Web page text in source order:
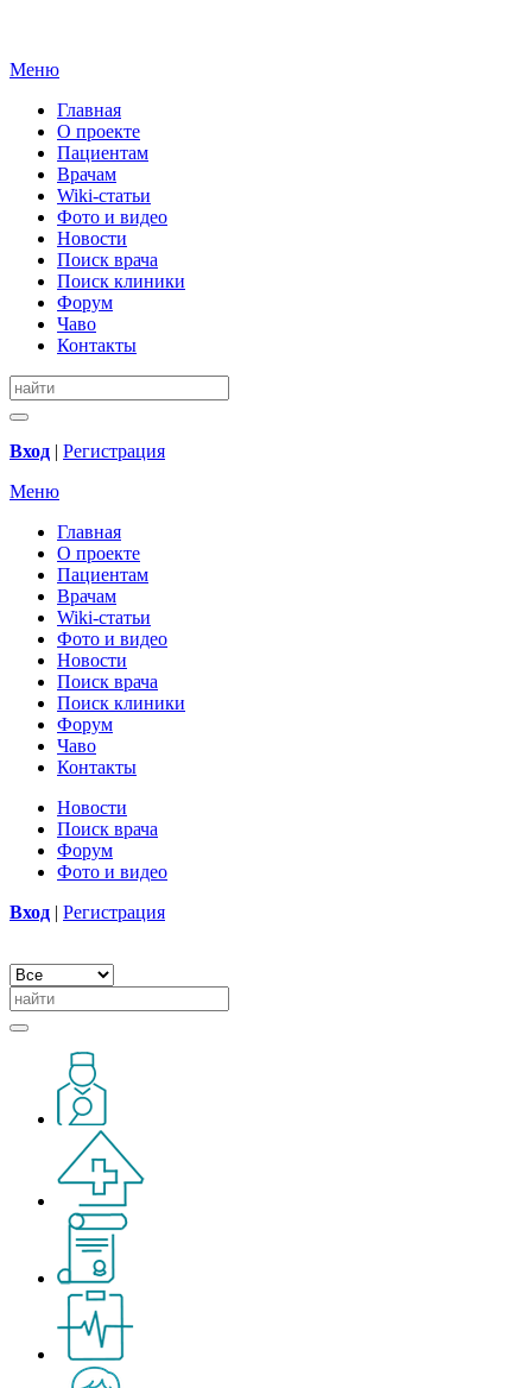
Меню
Главная
О проекте
Пациентам
Врачам
Wiki-статьи
Фото и видео
Новости
Поиск врача
Поиск клиники
Форум
Чаво
Контакты
Вход | Регистрация
Меню
Главная
О проекте
Пациентам
Врачам
Wiki-статьи
Фото и видео
Новости
Поиск врача
Поиск клиники
Форум
Чаво
Контакты
Новости
Поиск врача
Форум
Фото и видео
Вход | Регистрация